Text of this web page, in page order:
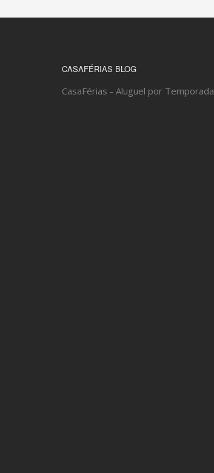
CASAFÉRIAS BLOG
CasaFérias - Aluguel por Temporada